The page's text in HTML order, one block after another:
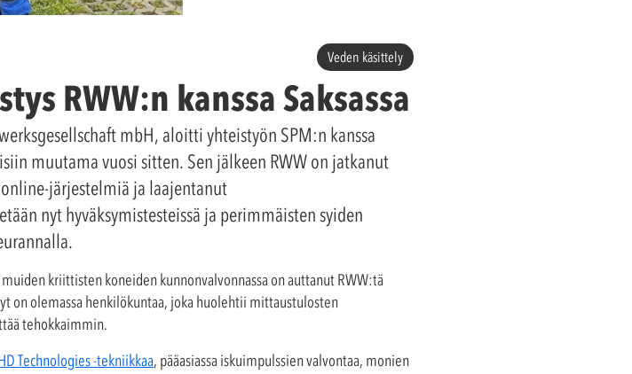
Veden käsittely
RWW:n kanssa Saksassa
mbH, aloitti yhteistyön SPM:n kanssa
muutama vuosi sitten. Sen jälkeen RWW on jatkanut
järjestelmiä ja laajentanut
nyt hyväksymistesteissä ja perimmäisten syiden
kriittisten koneiden kunnonvalvonnassa on auttanut RWW:tä
on olemassa henkilökuntaa, joka huolehtii mittaustulosten
tehokkaimmin.
Technologies -tekniikkaa, pääasiassa iskuimpulssien valvontaa, monien